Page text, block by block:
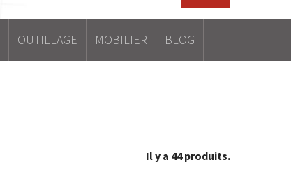
OUTILLAGE MOBILIER BLOG
Il y a 44 produits.